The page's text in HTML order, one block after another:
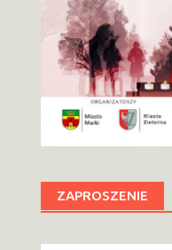
ZAPROSZENIE